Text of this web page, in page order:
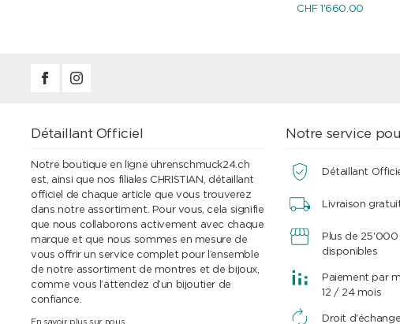
CHF 1'660.00
Détaillant Officiel
Notre boutique en ligne uhrenschmuck24.ch
est, ainsi que nos filiales CHRISTIAN, détaillant
officiel de chaque article que vous trouverez
dans notre assortiment. Pour vous, cela signifie
que nous collaborons activement avec chaque
marque et que nous sommes en mesure de
vous offrir un service complet pour l’ensemble
de notre assortiment de montres et de bijoux,
comme vous l’attendez d’un bijoutier de
confiance.
En savoir plus sur nous
Notre service
Détaillant
Livraison
Plus de
disponibles
Paiement par
12 / 24 mois
Droit